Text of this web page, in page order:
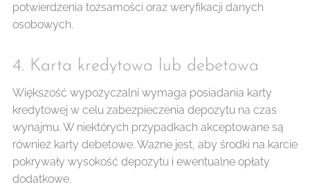
potwierdzenia tożsamości oraz weryfikacji danych
osobowych.
4. Karta kredytowa lub debetowa 💳
Większość wypożyczalni wymaga posiadania karty
kredytowej w celu zabezpieczenia depozytu na czas
wynajmu. W niektórych przypadkach akceptowane są
również karty debetowe. Ważne jest, aby środki na karcie
pokrywały wysokość depozytu i ewentualne opłaty
dodatkowe.